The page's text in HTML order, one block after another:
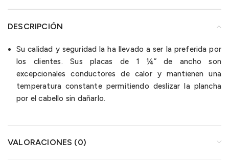
DESCRIPCIÓN
Su calidad y seguridad la ha llevado a ser la preferida por
los clientes. Sus placas de 1 ¼” de ancho son
excepcionales conductores de calor y mantienen una
temperatura constante permitiendo deslizar la plancha
por el cabello sin dañarlo.
VALORACIONES (0)